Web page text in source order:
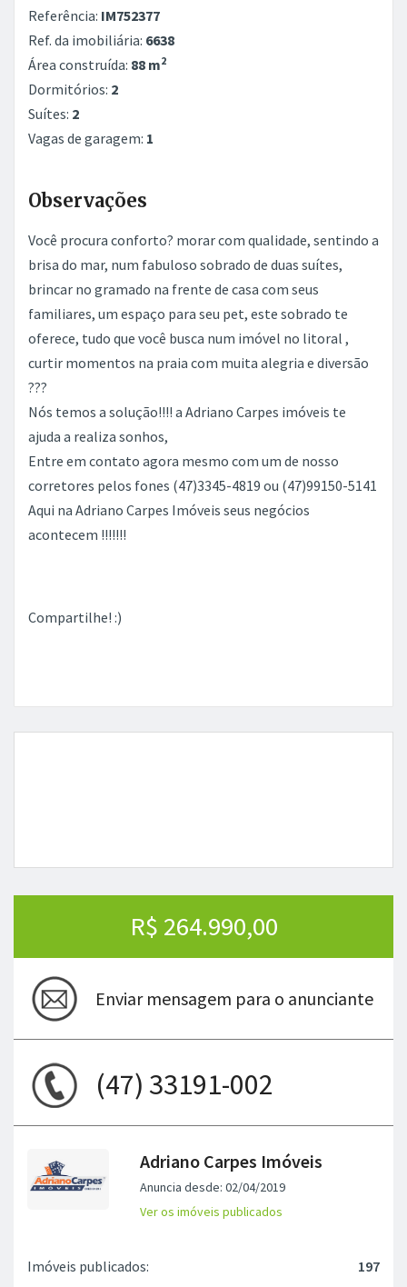
Referência: IM752377
Ref. da imobiliária: 6638
Área construída: 88 m2
Dormitórios: 2
Suítes: 2
Vagas de garagem: 1
Observações
Você procura conforto? morar com qualidade, sentindo a
brisa do mar, num fabuloso sobrado de duas suítes,
brincar no gramado na frente de casa com seus
familiares, um espaço para seu pet, este sobrado te
oferece, tudo que você busca num imóvel no litoral ,
curtir momentos na praia com muita alegria e diversão
???
Nós temos a solução!!!! a Adriano Carpes imóveis te
ajuda a realiza sonhos,
Entre em contato agora mesmo com um de nosso
corretores pelos fones (47)3345-4819 ou (47)99150-5141
Aqui na Adriano Carpes Imóveis seus negócios
acontecem !!!!!!!
Compartilhe! :)
R$ 264.990,00
Enviar mensagem para o anunciante
(47) 33191-002
Adriano Carpes Imóveis
Anuncia desde: 02/04/2019
Ver os imóveis publicados
Imóveis publicados: 197